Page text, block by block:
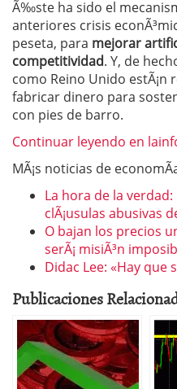
Ã‰ste ha sido el
anteriores crisis
peseta, para mejorar
competitividad. Y, de
como Reino Unido estÃ¡n
fabricar dinero para
con pies de barro.
Continuar leyendo en
MÃ¡s noticias de
La hora de la
clÃ¡usulas abusivas
O bajan los precios
serÃ¡ misiÃ³n
Didac Lee: «Hay que
Publicaciones